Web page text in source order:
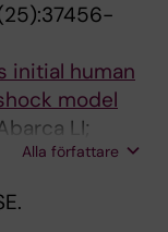
initial human
model
LI;
P; Jose
B; Luis
Alla författare